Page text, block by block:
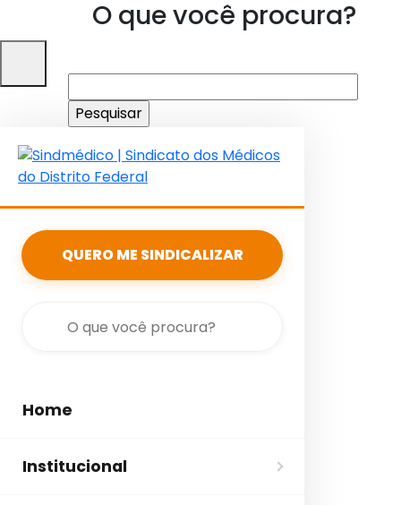
O que você procura?
por:
QUERO ME SINDICALIZAR
Home
Institucional